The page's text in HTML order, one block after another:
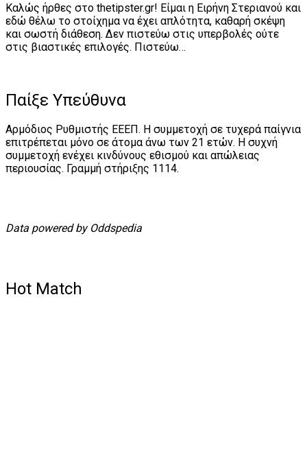
Καλώς ήρθες στο thetipster.gr! Είμαι η Ειρήνη Στεριανού και
εδώ θέλω το στοίχημα να έχει απλότητα, καθαρή σκέψη
και σωστή διάθεση. Δεν πιστεύω στις υπερβολές ούτε
στις βιαστικές επιλογές. Πιστεύω…
Παίξε Υπεύθυνα
Αρμόδιος Ρυθμιστής ΕΕΕΠ. Η συμμετοχή σε τυχερά παίγνια
επιτρέπεται μόνο σε άτομα άνω των 21 ετών. Η συχνή
συμμετοχή ενέχει κινδύνους εθισμού και απώλειας
περιουσίας. Γραμμή στήριξης 1114.
Data powered by Oddspedia
Hot Match